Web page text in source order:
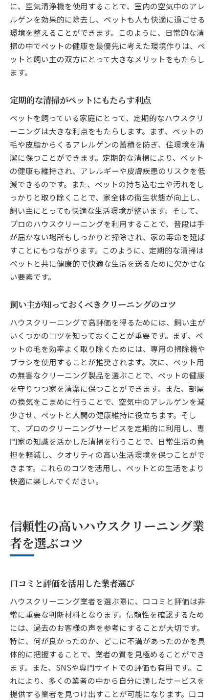
に、空気清浄機を使用することで、室内の空気中のアレ
ルゲンを効果的に除去し、ペットも人も快適に過ごせる
環境を整えることができます。このように、日常的な清
掃の中でペットの健康を最優先に考えた環境作りは、ペ
ットと飼い主の双方にとって大きなメリットをもたらし
ます。
定期的な清掃がペットにもたらす利点
ペットを飼っている家庭にとって、定期的なハウスクリ
ーニングは大きな利点をもたらします。まず、ペットの
毛や皮脂からくるアレルゲンの蓄積を防ぎ、住環境を清
潔に保つことができます。定期的な清掃により、ペット
の健康も維持され、アレルギーや皮膚疾患のリスクを低
減できるのです。また、ペットの持ち込む土や汚れをし
っかりと取り除くことで、家全体の衛生状態が向上し、
飼い主にとっても快適な生活環境が整います。そして、
プロのハウスクリーニングを利用することで、普段は手
が届かない場所もしっかりと掃除され、家の寿命を延ば
すことにもつながります。このように、定期的な清掃は
ペットと共に健康的で快適な生活を送るために欠かせな
い要素です。
飼い主が知っておくべきクリーニングのコツ
ハウスクリーニングで高評価を得るためには、飼い主が
いくつかのコツを知っておくことが重要です。まず、ペ
ットの毛を効率よく取り除くためには、専用の掃除機や
ブラシを使用することが推奨されます。次に、ペット用
の無害なクリーニング製品を選ぶことで、ペットの健康
を守りつつ家を清潔に保つことができます。また、部屋
の換気をこまめに行うことで、空気中のアレルゲンを減
少させ、ペットと人間の健康維持に役立ちます。そし
て、プロのクリーニングサービスを定期的に利用し、専
門家の知識を活かした清掃を行うことで、日常生活の負
担を軽減し、クオリティの高い生活環境を保つことがで
きます。これらのコツを活用し、ペットとの生活をより
快適に楽しんでください。
信頼性の高いハウスクリーニング業
者を選ぶコツ
口コミと評価を活用した業者選び
ハウスクリーニング業者を選ぶ際に、口コミと評価は非
常に重要な判断材料となります。信頼性を確認するため
には、過去のお客様の声を参考にすることが大切です。
特に、何が良かったのか、どこに不満があったのかを具
体的に把握することで、業者の質を見極めることができ
ます。また、SNSや専門サイトでの評価も有用です。こ
れにより、多くの業者の中から自分に適したサービスを
提供する業者を見つけ出すことが可能になります。口コ